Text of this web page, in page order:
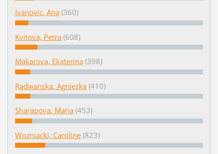
Ivanovic, Ana (360)
Kvitova, Petra (608)
Makarova, Ekaterina (398)
Radwanska, Agniezka (410)
Sharapova, Maria (453)
Wozniacki, Caroline (823)